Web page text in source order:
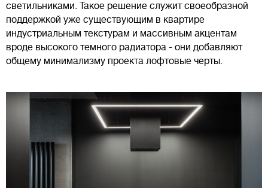
светильниками. Такое решение служит своеобразной
поддержкой уже существующим в квартире
индустриальным текстурам и массивным акцентам
вроде высокого темного радиатора - они добавляют
общему минимализму проекта лофтовые черты.